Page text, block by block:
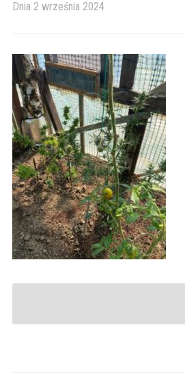
Dnia 2 września 2024